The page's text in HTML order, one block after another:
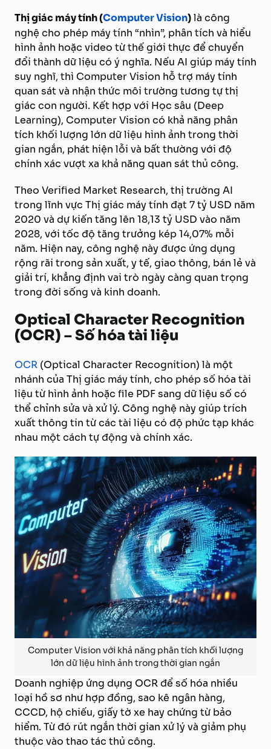
Thị giác máy tính (Computer Vision)là công
nghệ cho phép máy tính “nhìn”, phân tích và hiểu
hình ảnh hoặc video từ thế giới thực để chuyển
đổi thành dữ liệu có ý nghĩa. Nếu AI giúp máy tính
suy nghĩ, thì Computer Vision hỗ trợ máy tính
quan sát và nhận thức môi trường tương tự thị
giác con người. Kết hợp với Học sâu (Deep
Learning), Computer Vision có khả năng phân
tích khối lượng lớn dữ liệu hình ảnh trong thời
gian ngắn, phát hiện lỗi và bất thường với độ
chính xác vượt xa khả năng quan sát thủ công.
Theo Verified Market Research, thị trường AI
trong lĩnh vực Thị giác máy tính đạt 7 tỷ USD năm
2020 và dự kiến tăng lên 18,13 tỷ USD vào năm
2028, với tốc độ tăng trưởng kép 14,07% mỗi
năm. Hiện nay, công nghệ này được ứng dụng
rộng rãi trong sản xuất, y tế, giao thông, bán lẻ và
giải trí, khẳng định vai trò ngày càng quan trọng
trong đời sống và kinh doanh.
Optical Character Recognition
(OCR) – Số hóa tài liệu
OCR (Optical Character Recognition) là một
nhánh của Thị giác máy tính, cho phép số hóa tài
liệu từ hình ảnh hoặc file PDF sang dữ liệu số có
thể chỉnh sửa và xử lý. Công nghệ này giúp trích
xuất thông tin từ các tài liệu có độ phức tạp khác
nhau một cách tự động và chính xác.
Computer Vision với khả năng phân tích khối lượng
lớn dữ liệu hình ảnh trong thời gian ngắn
Doanh nghiệp ứng dụng OCR để số hóa nhiều
loại hồ sơ như hợp đồng, sao kê ngân hàng,
CCCD, hộ chiếu, giấy tờ xe hay chứng từ bảo
hiểm. Từ đó rút ngắn thời gian xử lý và giảm phụ
thuộc vào thao tác thủ công.